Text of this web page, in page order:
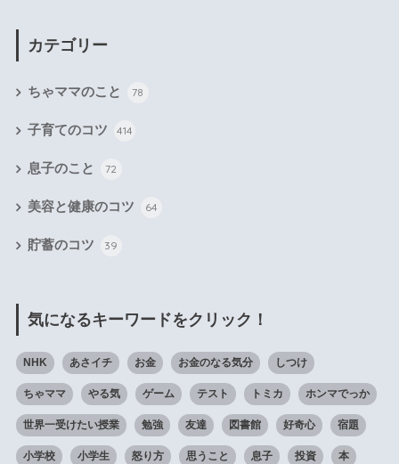
カテゴリー
ちゃママのこと 78
子育てのコツ 414
息子のこと 72
美容と健康のコツ 64
貯蓄のコツ 39
気になるキーワードをクリック！
NHK あさイチ お金 お金のなる気分 しつけ
ちゃママ やる気 ゲーム テスト トミカ ホンマでっか
世界一受けたい授業 勉強 友達 図書館 好奇心 宿題
小学校 小学生 怒り方 思うこと 息子 投資 本